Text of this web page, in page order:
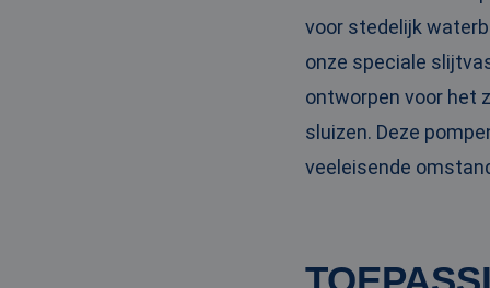
voor stedelijk
onze speciale
ontworpen voor het
sluizen. Deze
veeleisende
SRM_B
MR
test_cookie